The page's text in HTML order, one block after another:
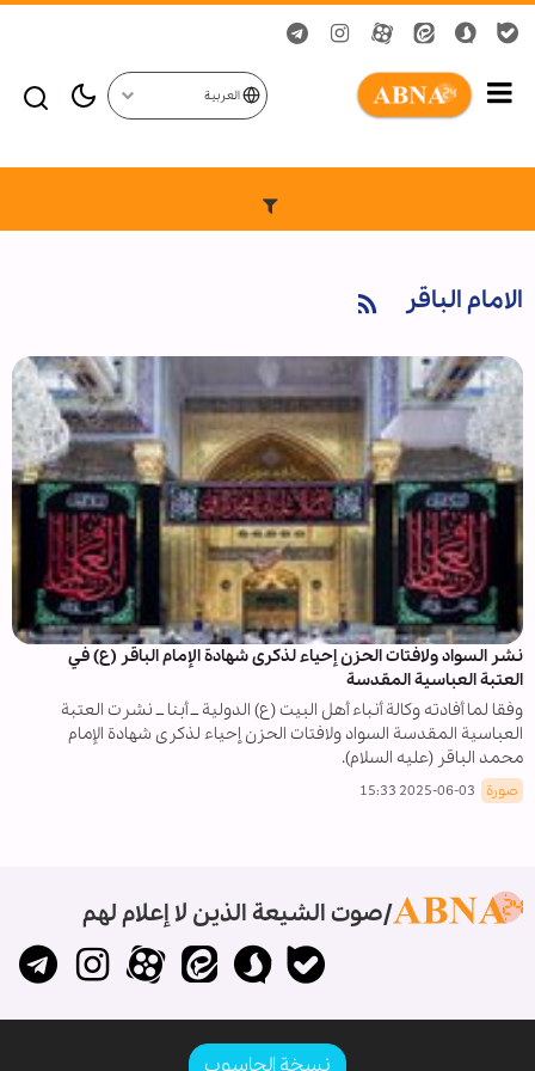
العربية
الامام الباقر
نشر السواد ولافتات الحزن إحياء لذكرى شهادة الإمام الباقر (ع) في
العتبة العباسية المقدسة
وفقا لما أفادته وكالة أنباء أهل البيت (ع) الدولية ــ أبنا ــ نشرت العتبة
العباسية المقدسة السواد ولافتات الحزن إحياء لذكرى شهادة الإمام
محمد الباقر (عليه السلام).
صورة 2025-06-03 15:33
صوت الشيعة الذين لا إعلام لهم
نسخة الحاسوب